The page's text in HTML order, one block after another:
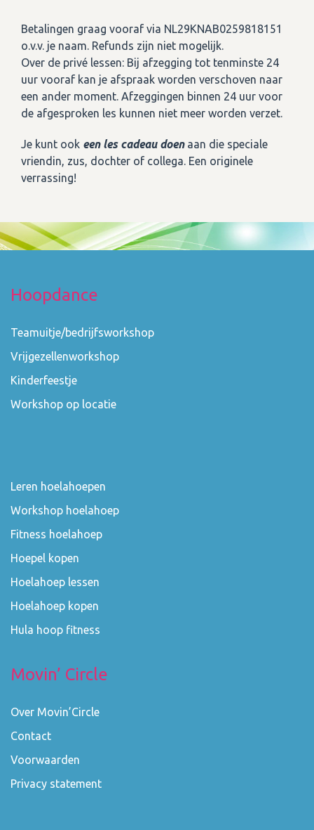
Betalingen graag vooraf via NL29KNAB0259818151
o.v.v. je naam. Refunds zijn niet mogelijk.
Over de privé lessen: Bij afzegging tot tenminste 24
uur vooraf kan je afspraak worden verschoven naar
een ander moment. Afzeggingen binnen 24 uur voor
de afgesproken les kunnen niet meer worden verzet.
Je kunt ook een les cadeau doenaan die speciale
vriendin, zus, dochter of collega. Een originele
verrassing!
Hoopdance
Teamuitje/bedrijfsworkshop
Vrijgezellenworkshop
Kinderfeestje
Workshop op locatie
Leren hoelahoepen
Workshop hoelahoep
Fitness hoelahoep
Hoepel kopen
Hoelahoep lessen
Hoelahoep kopen
Hula hoop fitness
Movin’ Circle
Over Movin’Circle
Contact
Voorwaarden
Privacy statement